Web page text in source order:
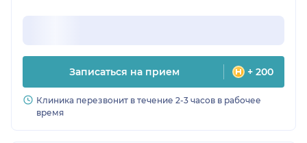
Записаться на прием + 200
Клиника перезвонит в течение 2-3 часов в рабочее
время